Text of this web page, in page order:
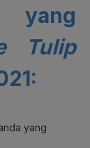
yang
Tulip
yang